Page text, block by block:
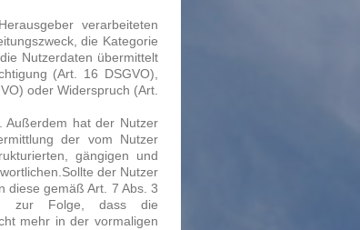
verarbeiteten
die Kategorie
Nutzerdaten übermittelt
(Art. 16 DSGVO),
oder Widerspruch (Art.
Außerdem hat der Nutzer
der vom Nutzer
gängigen und
der Nutzer
diese gemäß Art. 7 Abs. 3
zur Folge, dass die
mehr in der vormaligen